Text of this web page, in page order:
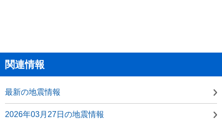
関連情報
最新の地震情報
2026年03月27日の地震情報